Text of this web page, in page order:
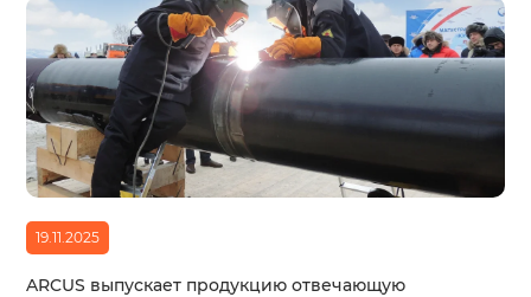
19.11.2025
ARCUS выпускает продукцию отвечающую